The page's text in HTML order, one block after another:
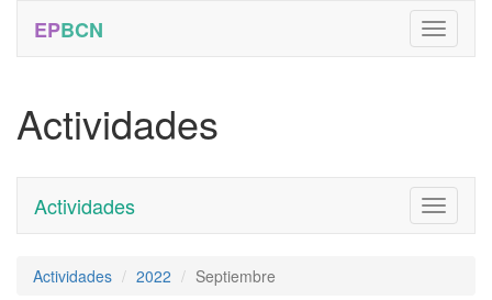
EPBCN
Actividades
Toggle
Actividades
Actividades 2022 Septiembre